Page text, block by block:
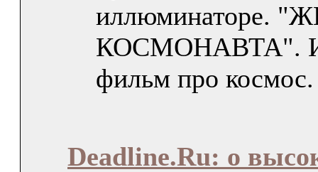
иллюминаторе.
КОСМОНАВТА". И
фильм про космос.
Deadline.Ru: о